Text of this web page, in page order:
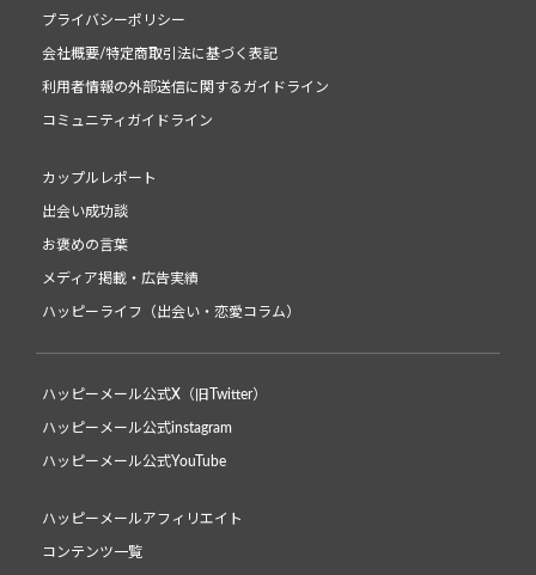
プライバシーポリシー
会社概要/特定商取引法に基づく表記
利用者情報の外部送信に関するガイドライン
コミュニティガイドライン
カップルレポート
出会い成功談
お褒めの言葉
メディア掲載・広告実績
ハッピーライフ（出会い・恋愛コラム）
ハッピーメール公式X（旧Twitter）
ハッピーメール公式instagram
ハッピーメール公式YouTube
ハッピーメールアフィリエイト
コンテンツ一覧